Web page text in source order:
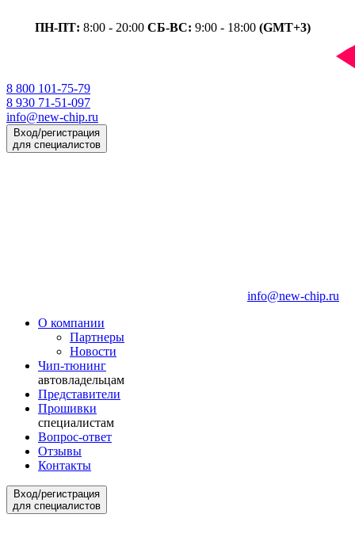
ПН-ПТ: 8:00 - 20:00 СБ-ВС: 9:00 - 18:00 (GMT+3)
8 800 101-75-79
8 930 71-51-097
info@new-chip.ru
Вход/регистрация
для специалистов
info@new-chip.ru
О компании
Партнеры
Новости
Чип-тюнинг
автовладельцам
Представители
Прошивки
специалистам
Вопрос-ответ
Отзывы
Контакты
Вход/регистрация
для специалистов